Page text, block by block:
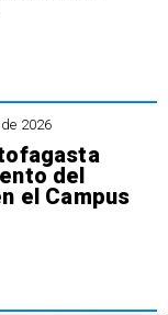
2026
del
el Campus